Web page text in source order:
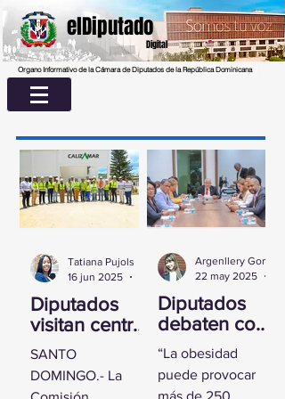
elDiputado
Digital
Organo Informativo de la Cámara de Diputados de la República Dominicana
Diputados
visitan centro
UASD La
Romana para
conocer
SANTO
DOMINGO.- La
Tatiana Pujols
16 jun 2025
Diputados
debaten con
experta
sobre la
obesidad
“La obesidad
puede provocar
más de 250
22 may 2025